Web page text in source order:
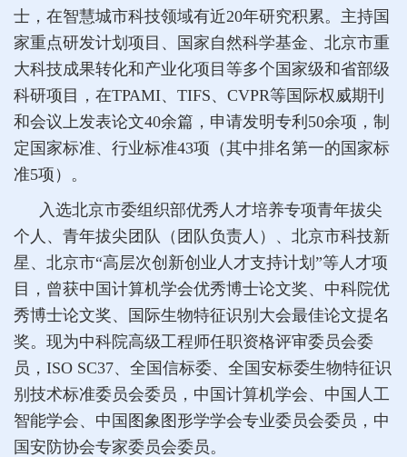
士，在智慧城市科技领域有近20年研究积累。主持国
家重点研发计划项目、国家自然科学基金、北京市重
大科技成果转化和产业化项目等多个国家级和省部级
科研项目，在TPAMI、TIFS、CVPR等国际权威期刊
和会议上发表论文40余篇，申请发明专利50余项，制
定国家标准、行业标准43项（其中排名第一的国家标
准5项）。
入选北京市委组织部优秀人才培养专项青年拔尖
个人、青年拔尖团队（团队负责人）、北京市科技新
星、北京市“高层次创新创业人才支持计划”等人才项
目，曾获中国计算机学会优秀博士论文奖、中科院优
秀博士论文奖、国际生物特征识别大会最佳论文提名
奖。现为中科院高级工程师任职资格评审委员会委
员，ISO SC37、全国信标委、全国安标委生物特征识
别技术标准委员会委员，中国计算机学会、中国人工
智能学会、中国图象图形学学会专业委员会委员，中
国安防协会专家委员会委员。